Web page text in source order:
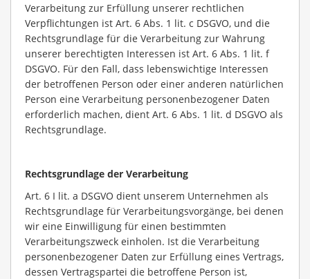
Verarbeitung zur Erfüllung unserer rechtlichen
Verpflichtungen ist Art. 6 Abs. 1 lit. c DSGVO, und die
Rechtsgrundlage für die Verarbeitung zur Wahrung
unserer berechtigten Interessen ist Art. 6 Abs. 1 lit. f
DSGVO. Für den Fall, dass lebenswichtige Interessen
der betroffenen Person oder einer anderen natürlichen
Person eine Verarbeitung personenbezogener Daten
erforderlich machen, dient Art. 6 Abs. 1 lit. d DSGVO als
Rechtsgrundlage.
Rechtsgrundlage der Verarbeitung
Art. 6 I lit. a DSGVO dient unserem Unternehmen als
Rechtsgrundlage für Verarbeitungsvorgänge, bei denen
wir eine Einwilligung für einen bestimmten
Verarbeitungszweck einholen. Ist die Verarbeitung
personenbezogener Daten zur Erfüllung eines Vertrags,
dessen Vertragspartei die betroffene Person ist,